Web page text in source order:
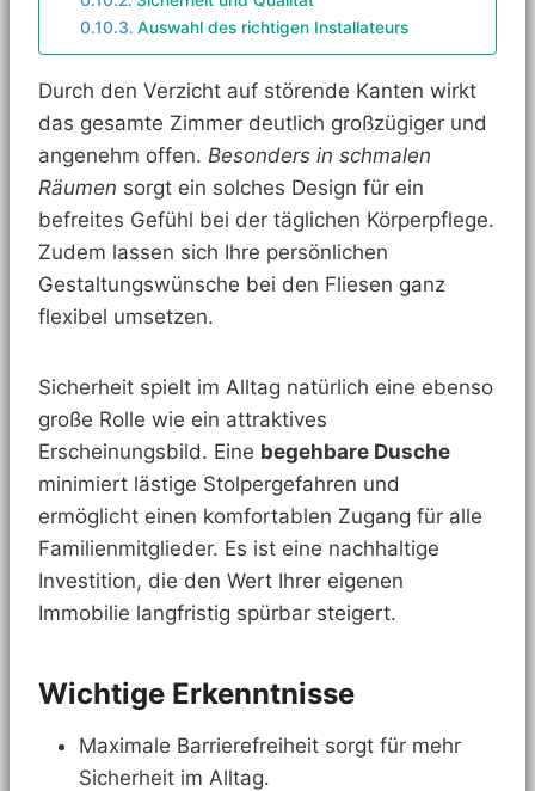
Auswahl des richtigen Installateurs
Durch den Verzicht auf störende Kanten wirkt
das gesamte Zimmer deutlich großzügiger und
angenehm offen. Besonders in schmalen
Räumen sorgt ein solches Design für ein
befreites Gefühl bei der täglichen Körperpflege.
Zudem lassen sich Ihre persönlichen
Gestaltungswünsche bei den Fliesen ganz
flexibel umsetzen.
Sicherheit spielt im Alltag natürlich eine ebenso
große Rolle wie ein attraktives
Erscheinungsbild. Eine begehbare Dusche
minimiert lästige Stolpergefahren und
ermöglicht einen komfortablen Zugang für alle
Familienmitglieder. Es ist eine nachhaltige
Investition, die den Wert Ihrer eigenen
Immobilie langfristig spürbar steigert.
Wichtige Erkenntnisse
Maximale Barrierefreiheit sorgt für mehr
Sicherheit im Alltag.